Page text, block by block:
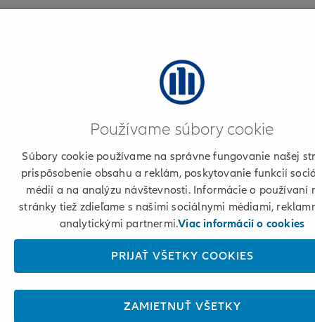
Používame súbory cookie
Súbory cookie používame na správne fungovanie našej
prispôsobenie obsahu a reklám, poskytovanie funkcií
médií a na analýzu návštevnosti. Informácie o používaní
stránky tiež zdieľame s našimi sociálnymi médiami,
analytickými partnermi.Viac informácií o cookies
PRIJAŤ VŠETKY COOKIES
ZAMIETNUŤ VŠETKY